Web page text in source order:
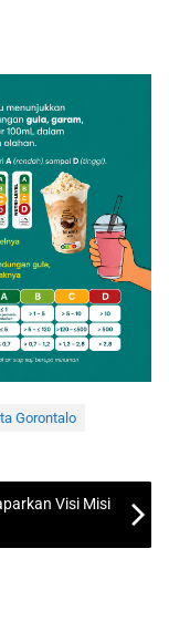
Gorontalo
Visi Misi